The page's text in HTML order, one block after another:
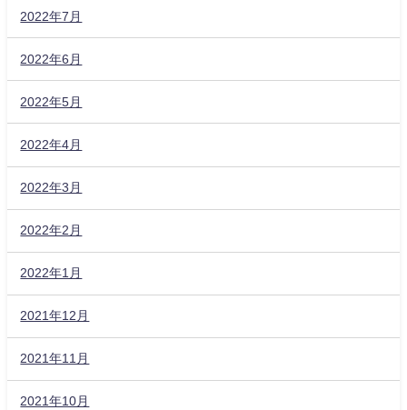
2022年7月
2022年6月
2022年5月
2022年4月
2022年3月
2022年2月
2022年1月
2021年12月
2021年11月
2021年10月